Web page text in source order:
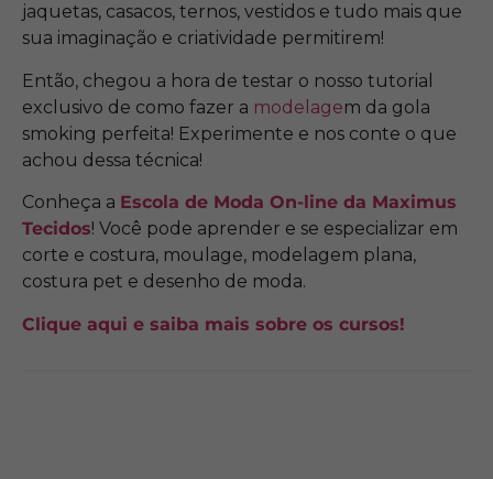
jaquetas, casacos, ternos, vestidos e tudo mais que
sua imaginação e criatividade permitirem!
Então, chegou a hora de testar o nosso tutorial
exclusivo de como fazer a modelagem da gola
smoking perfeita! Experimente e nos conte o que
achou dessa técnica!
Conheça a Escola de Moda On-line da Maximus
Tecidos! Você pode aprender e se especializar em
corte e costura, moulage, modelagem plana,
costura pet e desenho de moda.
Clique aqui e saiba mais sobre os cursos!